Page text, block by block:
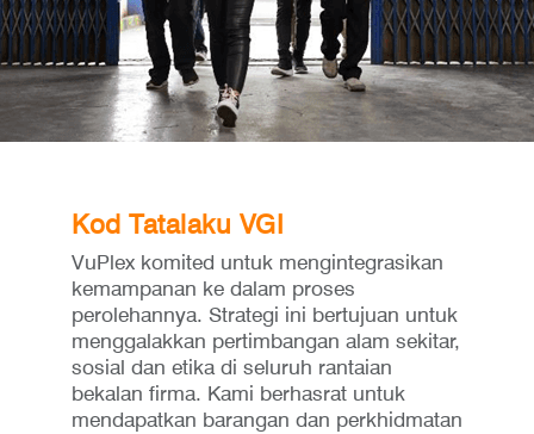
Kod Tatalaku VGI
VuPlex komited untuk mengintegrasikan
kemampanan ke dalam proses
perolehannya. Strategi ini bertujuan untuk
menggalakkan pertimbangan alam sekitar,
sosial dan etika di seluruh rantaian
bekalan firma. Kami berhasrat untuk
mendapatkan barangan dan perkhidmatan